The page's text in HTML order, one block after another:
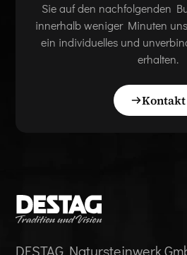
Sie auf den nachfolgenden
innerhalb weniger Minuten
ein individuelles und
erhalten.
Kontakt
DESTAG Natursteinwerk